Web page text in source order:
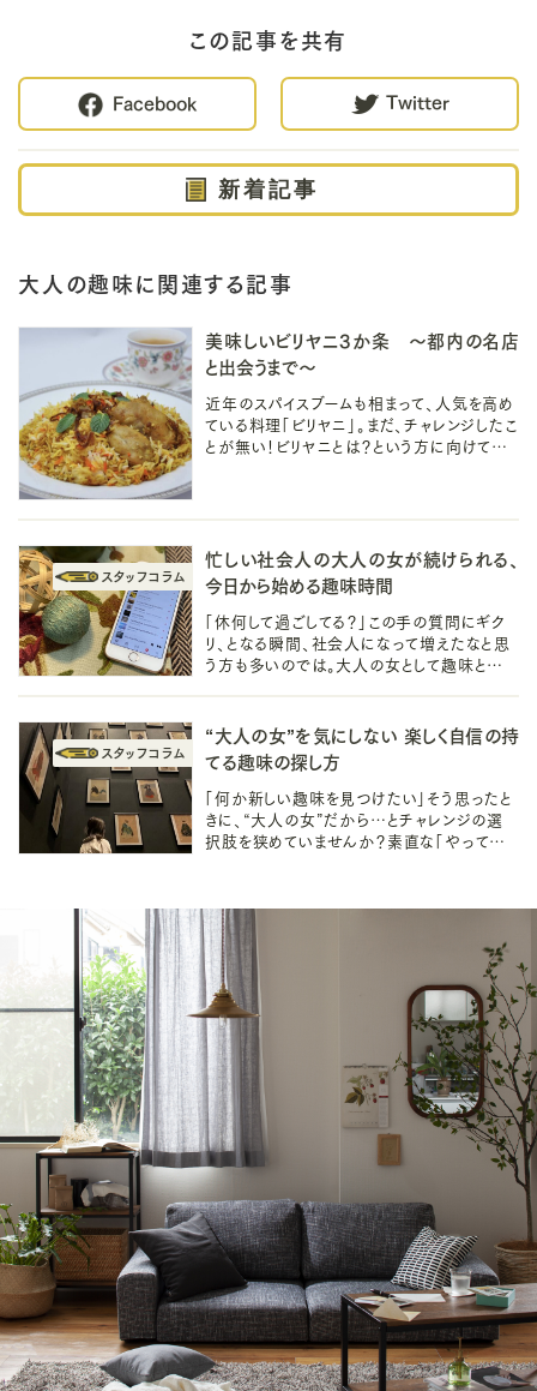
この記事を共有
Facebook Twitter
新着記事
大人の趣味に関連する記事
美味しいビリヤニ3か条 ～都内の名店
と出会うまで～
近年のスパイスブームも相まって、人気を高め
ている料理「ビリヤニ」。まだ、チャレンジしたこ
とが無い！ビリヤニとは？という方に向けて美
忙しい社会人の大人の女が続けられる、
今日から始める趣味時間
「休何して過ごしてる？」この手の質問にギク
リ、となる瞬間、社会人になって増えたなと思
う方も多いのでは。大人の女として趣味と呼
“大人の女”を気にしない 楽しく自信の持
てる趣味の探し方
「何か新しい趣味を見つけたい」そう思ったと
きに、“大人の女”だから…とチャレンジの選
択肢を狭めていませんか？素直な「やってみ